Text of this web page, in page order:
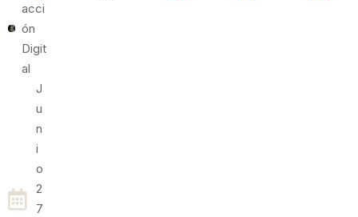
Acci
Ón
Digit
Al
J
U
N
I
O
2
7